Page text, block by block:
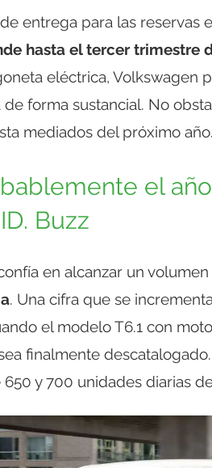
entrega para las reservas
hasta el tercer trimestre
eléctrica, Volkswagen
forma sustancial. No
mediados del próximo año.
el
Buzz
en alcanzar un
. Una cifra que se
el modelo T6.1 con
finalmente
y 700 unidades diarias